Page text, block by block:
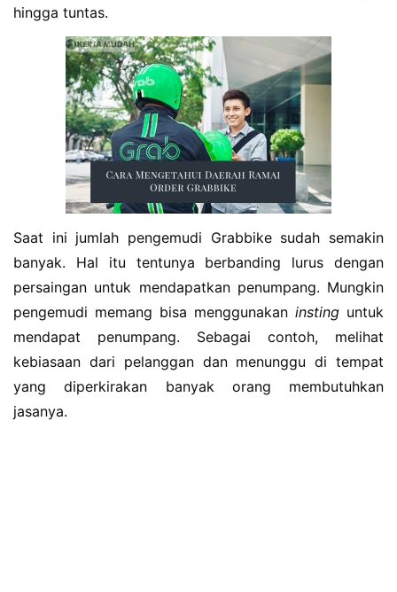
hingga tuntas.
Saat ini jumlah pengemudi Grabbike sudah semakin
banyak. Hal itu tentunya berbanding lurus dengan
persaingan untuk mendapatkan penumpang. Mungkin
pengemudi memang bisa menggunakan insting untuk
mendapat penumpang. Sebagai contoh, melihat
kebiasaan dari pelanggan dan menunggu di tempat
yang diperkirakan banyak orang membutuhkan
jasanya.